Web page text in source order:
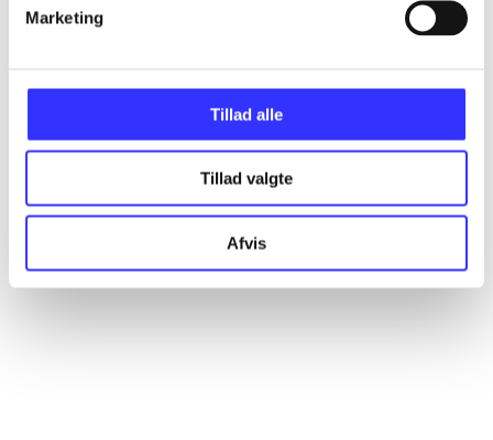
Marketing
Tillad alle
Tillad valgte
Afvis
Artikler